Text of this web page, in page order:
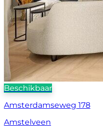
Beschikbaar
Amsterdamseweg 178
Amstelveen